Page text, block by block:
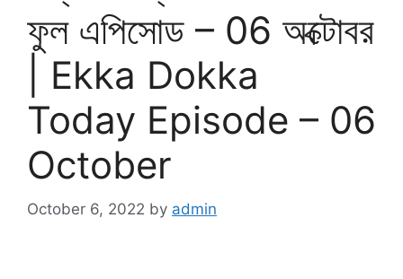
ফুল এপিসোড – 06 অক্টোবর
| Ekka Dokka
Today Episode – 06
October
October 6, 2022 by admin